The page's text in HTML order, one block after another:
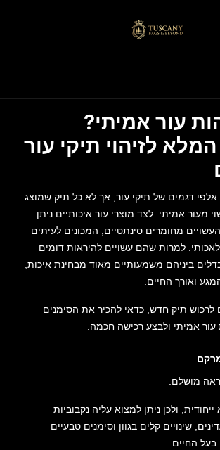
עור אמיתי?
לזיהוי תיקי עור
אלפי דגמים של תיקי עור, אך לא כל תיק שמוצג
מעור אמיתי. לצד מוצרי עור איכותיים ניתן
מחומרים סינתטיים, המכונים לעיתים
למרות שהם עשויים להיראות דומים
ביניהם משמעותיים מאוד מבחינת איכות,
ואורך החיים.
תיק חדש, כדאי להכיר את הסימנים
עור אמיתי ולבצע רכישה חכמה.
מושלם.
ולכן ניתן למצוא עליה נקבוביות
שינויים קלים בגוון וסימנים טבעיים
בעל החיים.